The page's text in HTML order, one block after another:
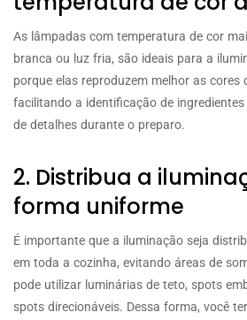
As lâmpadas com temperatura de cor
branca ou luz fria, são ideais para a
porque elas reproduzem melhor as cores
facilitando a identificação de
de detalhes durante o preparo.
2. Distribua a
forma uniforme
É importante que a iluminação seja
em toda a cozinha, evitando áreas de
pode utilizar luminárias de teto, spots
spots direcionáveis. Dessa forma, você